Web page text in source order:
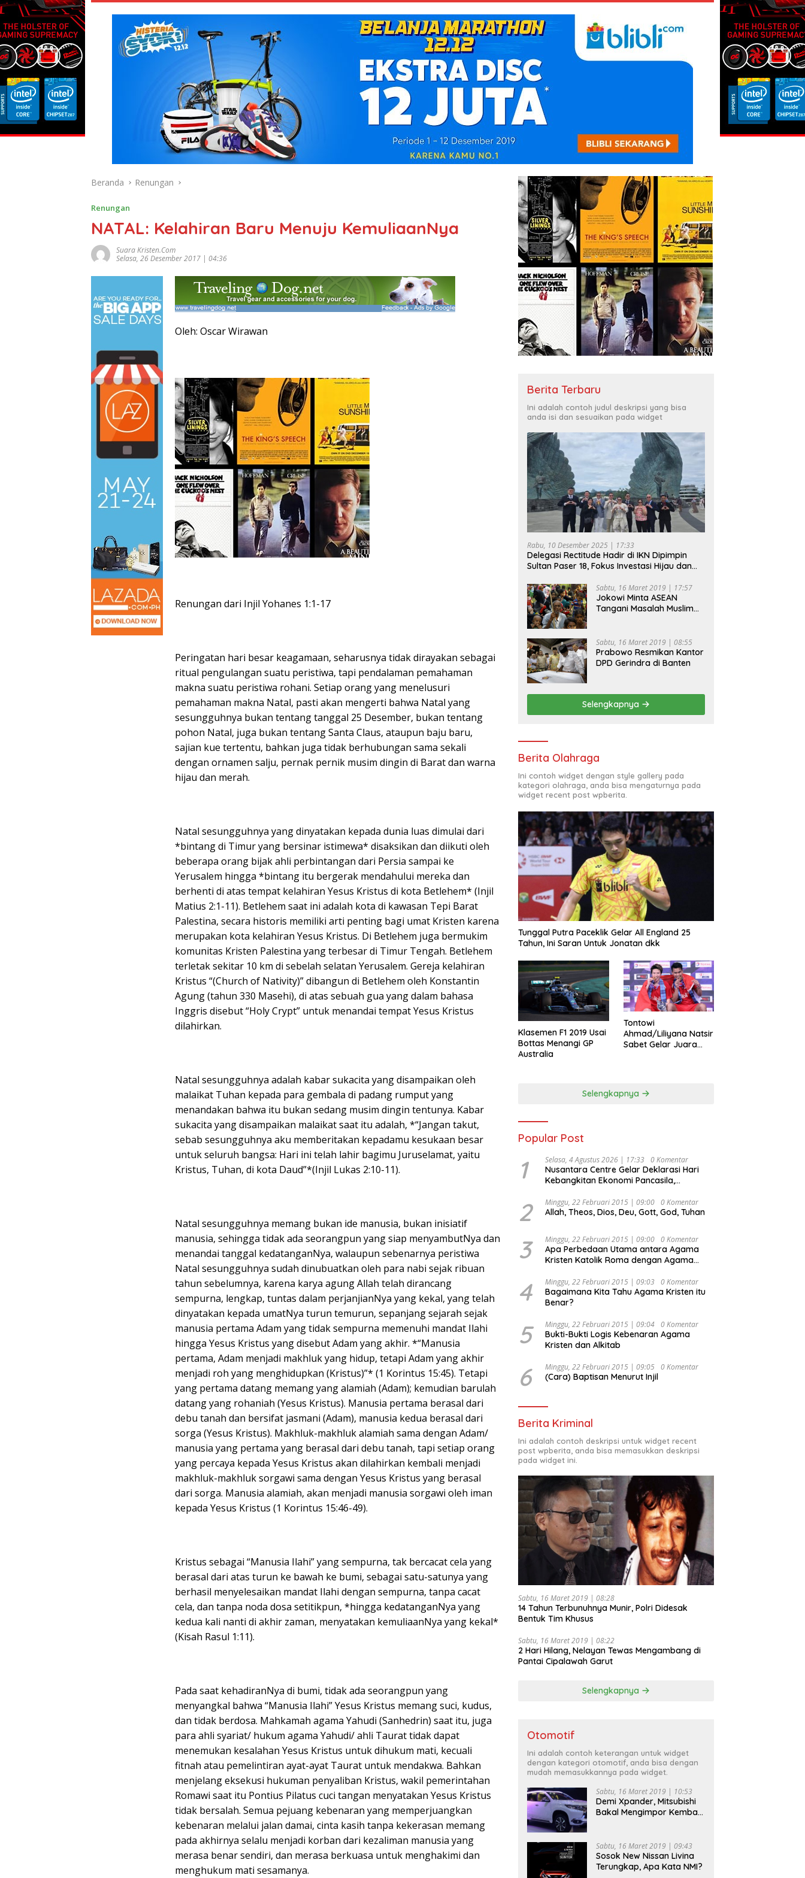
Beranda Renungan
Renungan
NATAL: Kelahiran Baru Menuju KemuliaanNya
Suara Kristen.com
Selasa, 26 Desember 2017 | 04:36
Oleh: Oscar Wirawan
Renungan dari Injil Yohanes 1:1-17
Peringatan hari besar keagamaan, seharusnya tidak dirayakan sebagai
ritual pengulangan suatu peristiwa, tapi pendalaman pemahaman
makna suatu peristiwa rohani. Setiap orang yang menelusuri
pemahaman makna Natal, pasti akan mengerti bahwa Natal yang
sesungguhnya bukan tentang tanggal 25 Desember, bukan tentang
pohon Natal, juga bukan tentang Santa Claus, ataupun baju baru,
sajian kue tertentu, bahkan juga tidak berhubungan sama sekali
dengan ornamen salju, pernak pernik musim dingin di Barat dan warna
hijau dan merah.
Natal sesungguhnya yang dinyatakan kepada dunia luas dimulai dari
*bintang di Timur yang bersinar istimewa* disaksikan dan diikuti oleh
beberapa orang bijak ahli perbintangan dari Persia sampai ke
Yerusalem hingga *bintang itu bergerak mendahului mereka dan
berhenti di atas tempat kelahiran Yesus Kristus di kota Betlehem* (Injil
Matius 2:1-11). Betlehem saat ini adalah kota di kawasan Tepi Barat
Palestina, secara historis memiliki arti penting bagi umat Kristen karena
merupakan kota kelahiran Yesus Kristus. Di Betlehem juga bermukim
komunitas Kristen Palestina yang terbesar di Timur Tengah. Betlehem
terletak sekitar 10 km di sebelah selatan Yerusalem. Gereja kelahiran
Kristus “(Church of Nativity)” dibangun di Betlehem oleh Konstantin
Agung (tahun 330 Masehi), di atas sebuah gua yang dalam bahasa
Inggris disebut “Holy Crypt” untuk menandai tempat Yesus Kristus
dilahirkan.
Natal sesungguhnya adalah kabar sukacita yang disampaikan oleh
malaikat Tuhan kepada para gembala di padang rumput yang
menandakan bahwa itu bukan sedang musim dingin tentunya. Kabar
sukacita yang disampaikan malaikat saat itu adalah, *“Jangan takut,
sebab sesungguhnya aku memberitakan kepadamu kesukaan besar
untuk seluruh bangsa: Hari ini telah lahir bagimu Juruselamat, yaitu
Kristus, Tuhan, di kota Daud”*(Injil Lukas 2:10-11).
Natal sesungguhnya memang bukan ide manusia, bukan inisiatif
manusia, sehingga tidak ada seorangpun yang siap menyambutNya dan
menandai tanggal kedatanganNya, walaupun sebenarnya peristiwa
Natal sesungguhnya sudah dinubuatkan oleh para nabi sejak ribuan
tahun sebelumnya, karena karya agung Allah telah dirancang
sempurna, lengkap, tuntas dalam perjanjianNya yang kekal, yang telah
dinyatakan kepada umatNya turun temurun, sepanjang sejarah sejak
manusia pertama Adam yang tidak sempurna memenuhi mandat Ilahi
hingga Yesus Kristus yang disebut Adam yang akhir. *“Manusia
pertama, Adam menjadi makhluk yang hidup, tetapi Adam yang akhir
menjadi roh yang menghidupkan (Kristus)”* (1 Korintus 15:45). Tetapi
yang pertama datang memang yang alamiah (Adam); kemudian barulah
datang yang rohaniah (Yesus Kristus). Manusia pertama berasal dari
debu tanah dan bersifat jasmani (Adam), manusia kedua berasal dari
sorga (Yesus Kristus). Makhluk-makhluk alamiah sama dengan Adam/
manusia yang pertama yang berasal dari debu tanah, tapi setiap orang
yang percaya kepada Yesus Kristus akan dilahirkan kembali menjadi
makhluk-makhluk sorgawi sama dengan Yesus Kristus yang berasal
dari sorga. Manusia alamiah, akan menjadi manusia sorgawi oleh iman
kepada Yesus Kristus (1 Korintus 15:46-49).
Kristus sebagai “Manusia Ilahi” yang sempurna, tak bercacat cela yang
berasal dari atas turun ke bawah ke bumi, sebagai satu-satunya yang
berhasil menyelesaikan mandat Ilahi dengan sempurna, tanpa cacat
cela, dan tanpa noda dosa setitikpun, *hingga kedatanganNya yang
kedua kali nanti di akhir zaman, menyatakan kemuliaanNya yang kekal*
(Kisah Rasul 1:11).
Pada saat kehadiranNya di bumi, tidak ada seorangpun yang
menyangkal bahwa “Manusia Ilahi” Yesus Kristus memang suci, kudus,
dan tidak berdosa. Mahkamah agama Yahudi (Sanhedrin) saat itu, juga
para ahli syariat/ hukum agama Yahudi/ ahli Taurat tidak dapat
menemukan kesalahan Yesus Kristus untuk dihukum mati, kecuali
fitnah atau pemelintiran ayat-ayat Taurat untuk mendakwa. Bahkan
menjelang eksekusi hukuman penyaliban Kristus, wakil pemerintahan
Romawi saat itu Pontius Pilatus cuci tangan menyatakan Yesus Kristus
tidak bersalah. Semua pejuang kebenaran yang memperjuangkan
kebenaran melalui jalan damai, cinta kasih tanpa kekerasan memang
pada akhirnya selalu menjadi korban dari kezaliman manusia yang
merasa benar sendiri, dan merasa berkuasa untuk menghakimi dan
menghukum mati sesamanya.
Berita Terbaru
Ini adalah contoh judul deskripsi yang bisa
anda isi dan sesuaikan pada widget
Rabu, 10 Desember 2025 | 17:33
Delegasi Rectitude Hadir di IKN Dipimpin
Sultan Paser 18, Fokus Investasi Hijau dan
Sabtu, 16 Maret 2019 | 17:57
Jokowi Minta ASEAN
Tangani Masalah Muslim
Sabtu, 16 Maret 2019 | 08:55
Prabowo Resmikan Kantor
DPD Gerindra di Banten
Selengkapnya
Berita Olahraga
Ini contoh widget dengan style gallery pada
kategori olahraga, anda bisa mengaturnya pada
widget recent post wpberita.
Tunggal Putra Paceklik Gelar All England 25
Tahun, Ini Saran Untuk Jonatan dkk
Klasemen F1 2019 Usai
Bottas Menangi GP
Australia
Tontowi
Ahmad/Liliyana Natsir
Sabet Gelar Juara
Selengkapnya
Popular Post
1 Selasa, 4 Agustus 2026 | 17:33 0 Komentar
Nusantara Centre Gelar Deklarasi Hari
Kebangkitan Ekonomi Pancasila,
Djojohadikusumo Anti Penjajahan
(Pergolakan Ekonomi Politik Indonesia) &
Undang Perekonomian Nasional dan
Kesejahteraan Sosial dalam Menata
Bangsa Menuju Indonesia Emas 2045”,
2 Minggu, 22 Februari 2015 | 09:00 0 Komentar
Allah, Theos, Dios, Deu, Gott, God, Tuhan
3 Minggu, 22 Februari 2015 | 09:00 0 Komentar
Apa Perbedaan Utama antara Agama
Kristen Katolik Roma dengan Agama
4 Minggu, 22 Februari 2015 | 09:03 0 Komentar
Bagaimana Kita Tahu Agama Kristen itu
Benar?
5 Minggu, 22 Februari 2015 | 09:04 0 Komentar
Bukti-Bukti Logis Kebenaran Agama
Kristen dan Alkitab
6 Minggu, 22 Februari 2015 | 09:05 0 Komentar
(Cara) Baptisan Menurut Injil
Berita Kriminal
Ini adalah contoh deskripsi untuk widget recent
post wpberita, anda bisa memasukkan deskripsi
pada widget ini.
Sabtu, 16 Maret 2019 | 08:28
14 Tahun Terbunuhnya Munir, Polri Didesak
Bentuk Tim Khusus
Sabtu, 16 Maret 2019 | 08:22
2 Hari Hilang, Nelayan Tewas Mengambang di
Pantai Cipalawah Garut
Selengkapnya
Otomotif
Ini adalah contoh keterangan untuk widget
dengan kategori otomotif, anda bisa dengan
mudah memasukkannya pada widget.
Sabtu, 16 Maret 2019 | 10:53
Demi Xpander, Mitsubishi
Bakal Mengimpor Kembali
Sabtu, 16 Maret 2019 | 09:43
Sosok New Nissan Livina
Terungkap, Apa Kata NMI?